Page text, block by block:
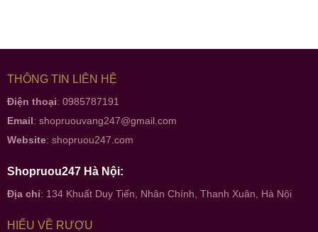
THÔNG TIN LIÊN HỆ
Điện thoại: 0985787191
Email: shopruouvang247@gmail.com
Website: shopruou247.com
Shopruou247 Hà Nội:
Địa chỉ: 134 Khuất Duy Tiến, Nhân Chính, Thanh Xuân, Hà Nội
HIỂU VỀ RƯỢU